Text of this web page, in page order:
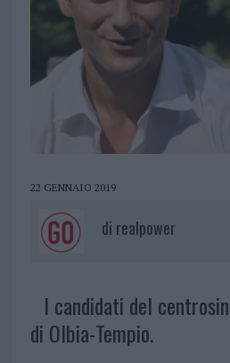
22 GENNAIO 2019
di realpower
I candidati del
di Olbia-Tempio.